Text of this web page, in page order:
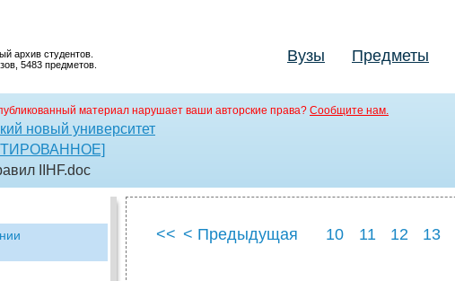
архив студентов.
5483 предметов.
Вузы Предметы
материал нарушает ваши авторские права? Сообщите нам.
новый университет
IIHF.doc
тайм-аут
игры
<< < Предыдущая 10 11 12 13